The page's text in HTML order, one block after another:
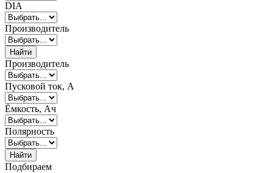
DIA
Производитель
Найти
Производитель
Пусковой ток, А
Ёмкость, Ач
Полярность
Найти
Подбираем